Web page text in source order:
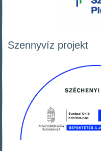
Szennyvíz projekt